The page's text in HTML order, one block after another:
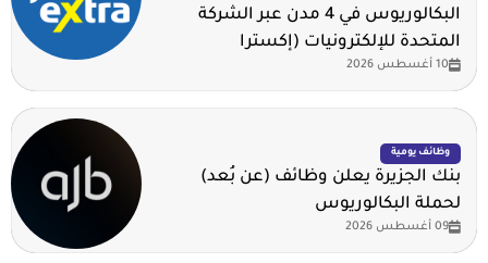
البكالوريوس في 4 مدن عبر الشركة
المتحدة للإلكترونيات (إكسترا
10 أغسطس 2026
وظائف يومية
بنك الجزيرة يعلن وظائف (عن بُعد)
لحملة البكالوريوس
09 أغسطس 2026